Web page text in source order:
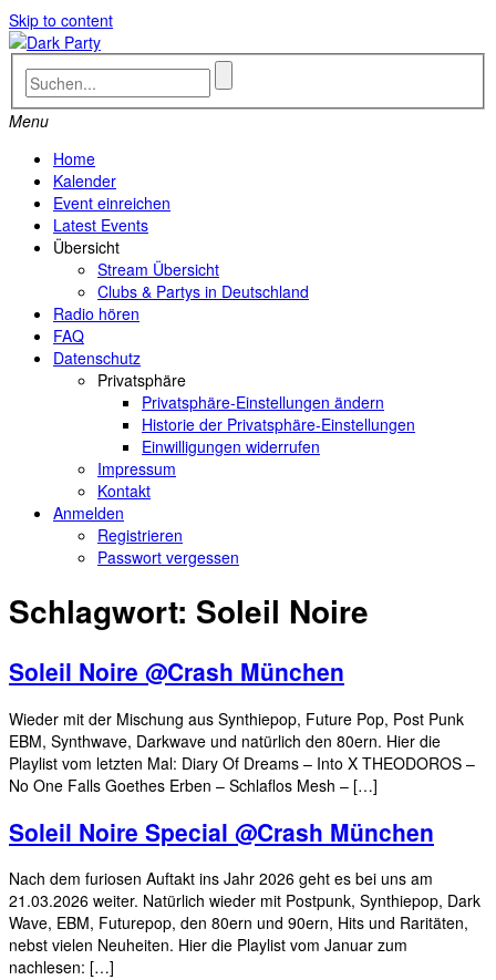
Skip to content
Menu
Home
Kalender
Event einreichen
Latest Events
Übersicht
Stream Übersicht
Clubs & Partys in Deutschland
Radio hören
FAQ
Datenschutz
Privatsphäre
Privatsphäre-Einstellungen ändern
Historie der Privatsphäre-Einstellungen
Einwilligungen widerrufen
Impressum
Kontakt
Anmelden
Registrieren
Passwort vergessen
Schlagwort: Soleil Noire
Soleil Noire @Crash München
Wieder mit der Mischung aus Synthiepop, Future Pop, Post Punk
EBM, Synthwave, Darkwave und natürlich den 80ern. Hier die
Playlist vom letzten Mal: Diary Of Dreams – Into X THEODOROS –
No One Falls Goethes Erben – Schlaflos Mesh – […]
Soleil Noire Special @Crash München
Nach dem furiosen Auftakt ins Jahr 2026 geht es bei uns am
21.03.2026 weiter. Natürlich wieder mit Postpunk, Synthiepop, Dark
Wave, EBM, Futurepop, den 80ern und 90ern, Hits und Raritäten,
nebst vielen Neuheiten. Hier die Playlist vom Januar zum
nachlesen: […]